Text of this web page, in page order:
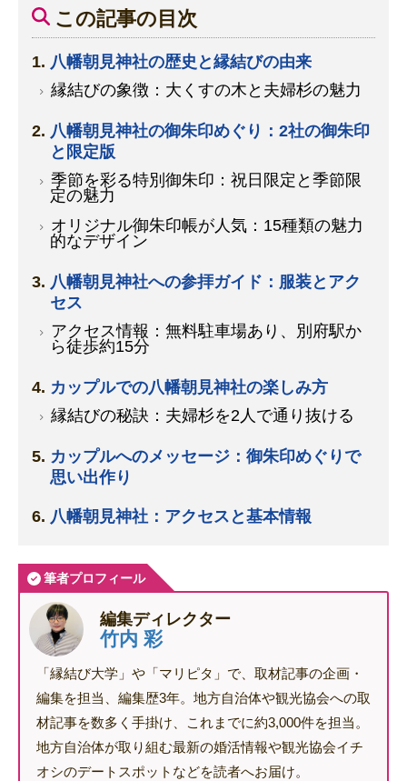
この記事の目次
八幡朝見神社の歴史と縁結びの由来
縁結びの象徴：大くすの木と夫婦杉の魅力
八幡朝見神社の御朱印めぐり：2社の御朱印
と限定版
季節を彩る特別御朱印：祝日限定と季節限
定の魅力
オリジナル御朱印帳が人気：15種類の魅力
的なデザイン
八幡朝見神社への参拝ガイド：服装とアク
セス
アクセス情報：無料駐車場あり、別府駅か
ら徒歩約15分
カップルでの八幡朝見神社の楽しみ方
縁結びの秘訣：夫婦杉を2人で通り抜ける
カップルへのメッセージ：御朱印めぐりで
思い出作り
八幡朝見神社：アクセスと基本情報
筆者プロフィール
編集ディレクター
竹内 彩
「縁結び大学」や「マリピタ」で、取材記事の企画・
編集を担当、編集歴3年。地方自治体や観光協会への取
材記事を数多く手掛け、これまでに約3,000件を担当。
地方自治体が取り組む最新の婚活情報や観光協会イチ
オシのデートスポットなどを読者へお届け。